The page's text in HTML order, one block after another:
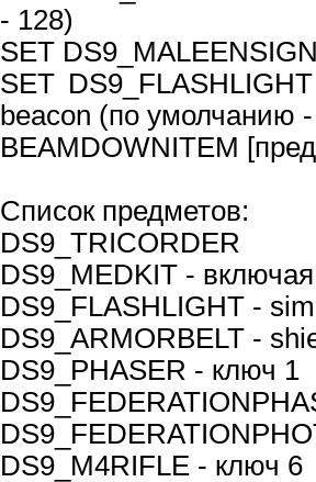
- 128)
SET
SET
beacon (по умолчанию
BEAMDOWNITEM
Список предметов:
DS9_TRICORDER
DS9_MEDKIT -
DS9_FLASHLIGHT -
DS9_ARMORBELT -
DS9_PHASER - ключ 1
DS9_M4RIFLE - ключ 6